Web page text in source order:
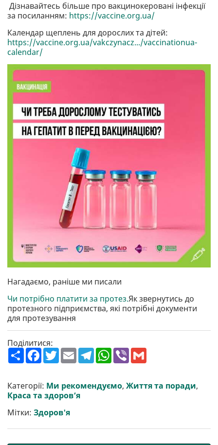
Дізнавайтесь більше про вакцинокеровані інфекції
за посиланням: https://vaccine.org.ua/
Календар щеплень для дорослих та дітей:
https://vaccine.org.ua/vakczynacz.../vaccinationua-
calendar/
Нагадаємо, раніше ми писали
Чи потрібно платити за протез.Як звернутись до
протезного підприємства, які потрібні документи
для протезування
Поділитися:
П
о
р
и
т
F
a
b
o
o
T
w
e
r
E
m
l
T
e
g
r
W
h
s
A
V
r l
Категорії: Ми рекомендуємо, Життя та поради,
Краса та здоров’я
Мітки: Здоров'я